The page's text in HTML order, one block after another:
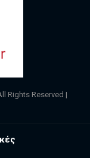
Reserved |